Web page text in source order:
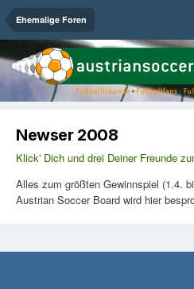
Ehemalige Foren
Newser 2008
Klick' Dich und drei Deiner Freunde
Alles zum größten Gewinnspiel (1.4.
Austrian Soccer Board wird hier